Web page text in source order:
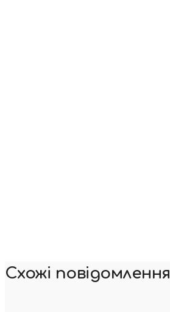
Схожі повідомлення